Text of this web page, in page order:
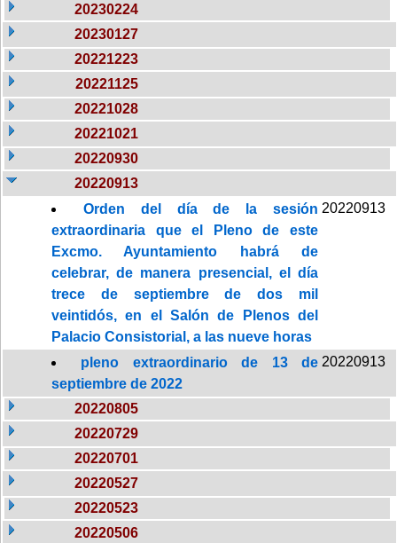
20230224
20230127
20221223
20221125
20221028
20221021
20220930
20220913
Orden del día de la sesión
extraordinaria que el Pleno de este
Excmo. Ayuntamiento habrá de
celebrar, de manera presencial, el día
trece de septiembre de dos mil
veintidós, en el Salón de Plenos del
Palacio Consistorial, a las nueve horas
20220913
pleno extraordinario de 13 de
septiembre de 2022
20220913
20220805
20220729
20220701
20220527
20220523
20220506